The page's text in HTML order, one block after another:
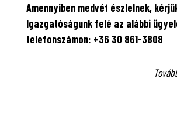
Amennyiben medvét észlelnek,
Igazgatóságunk felé az alábbi
telefonszámon: +36 30 861-3808